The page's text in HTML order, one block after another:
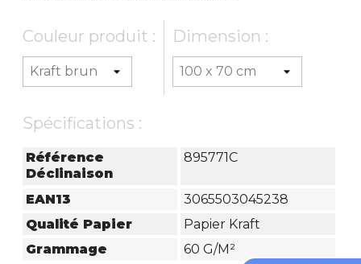
Couleur produit : Dimension :
Spécifications :
Référence
Déclinaison
895771C
EAN13
3065503045238
Qualité Papier
Papier Kraft
Grammage
60 G/m²